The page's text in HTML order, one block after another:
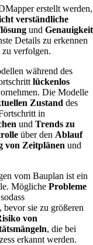
erstellt werden,
verständliche
und Genauigkeit
Details zu erkennen
verfolgen.
während des
lückenlos
Die Modelle
Zustand des
in
und Trends zu
über den Ablauf
von Zeitplänen und
vom Bauplan ist ein
Mögliche Probleme
sie zu größeren
von
, die bei
erkannt werden.